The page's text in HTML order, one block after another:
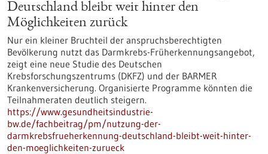
Deutschland bleibt weit hinter den
Möglichkeiten zurück
Nur ein kleiner Bruchteil der anspruchsberechtigten
Bevölkerung nutzt das Darmkrebs-Früherkennungsangebot,
zeigt eine neue Studie des Deutschen
Krebsforschungszentrums (DKFZ) und der BARMER
Krankenversicherung. Organisierte Programme könnten die
Teilnahmeraten deutlich steigern.
https://www.gesundheitsindustrie-
bw.de/fachbeitrag/pm/nutzung-der-
darmkrebsfrueherkennung-deutschland-bleibt-weit-hinter-
den-moeglichkeiten-zurueck